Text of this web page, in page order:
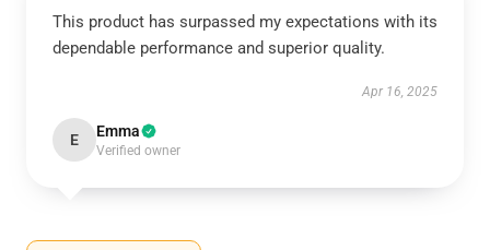
This product has surpassed my expectations with its
dependable performance and superior quality.
Apr 16, 2025
E Emma
Verified owner